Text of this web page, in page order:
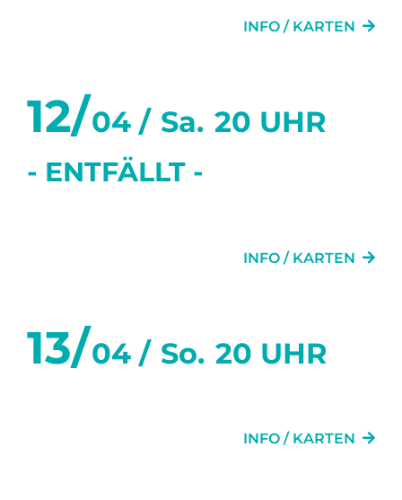
INFO / KARTEN
12/04 / Sa. 20 UHR
- ENTFÄLLT -
INFO / KARTEN
13/04 / So. 20 UHR
INFO / KARTEN